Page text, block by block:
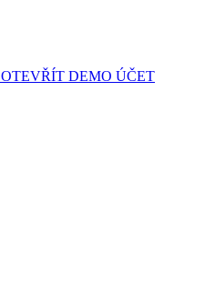
OTEVŘÍT DEMO ÚČET